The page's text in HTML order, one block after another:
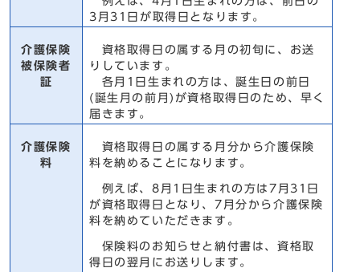
3月31日が取得日となります。
介護保険
被保険者
証
資格取得日の属する月の初旬に、お送
りしています。
各月1日生まれの方は、誕生日の前日
(誕生月の前月)が資格取得日のため、早く
届きます。
介護保険
料
資格取得日の属する月分から介護保険
料を納めることになります。
例えば、8月1日生まれの方は7月31日
が資格取得日となり、7月分から介護保険
料を納めていただきます。
保険料のお知らせと納付書は、資格取
得日の翌月にお送りします。